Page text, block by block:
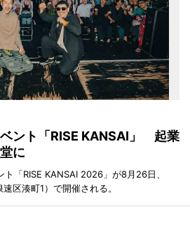
ント「RISE KANSAI」 起業
に
「RISE KANSAI 2026」が8月26日、
区湊町1）で開催される。